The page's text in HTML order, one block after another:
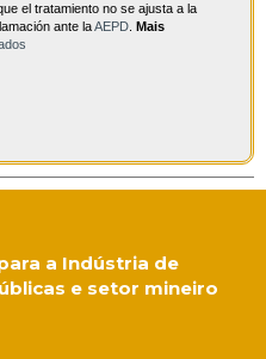
el tratamiento no se ajusta a la
ante laAEPD. Mais
a Indústria de
e setor mineiro